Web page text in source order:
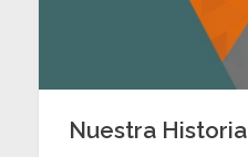
Nuestra Historia